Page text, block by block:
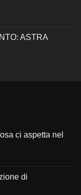
ASTRA
ci aspetta nel
di